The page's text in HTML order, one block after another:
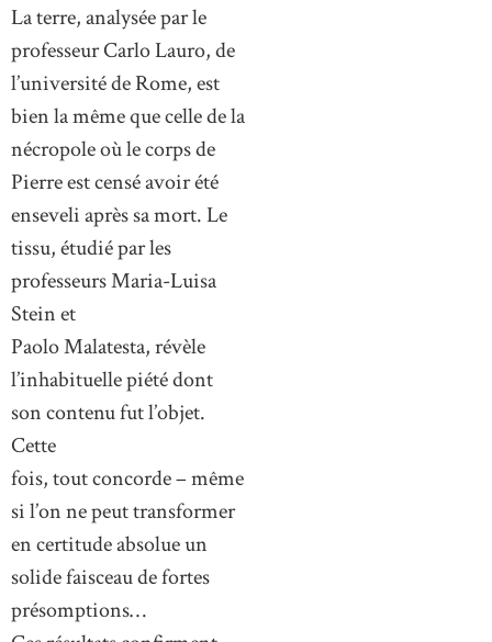
La terre, analysée par le
professeur Carlo Lauro, de
l’université de Rome, est
bien la même que celle de la
nécropole où le corps de
Pierre est censé avoir été
enseveli après sa mort. Le
tissu, étudié par les
professeurs Maria-Luisa
Stein et
Paolo Malatesta, révèle
l’inhabituelle piété dont
son contenu fut l’objet.
Cette
fois, tout concorde – même
si l’on ne peut transformer
en certitude absolue un
solide faisceau de fortes
présomptions…